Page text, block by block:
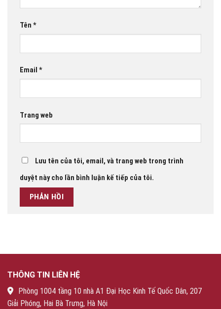
Tên *
Email *
Trang web
Lưu tên của tôi, email, và trang web trong trình
duyệt này cho lần bình luận kế tiếp của tôi.
THÔNG TIN LIÊN HỆ
Phòng 1004 tầng 10 nhà A1 Đại Học Kinh Tế Quốc Dân, 207
Giải Phóng, Hai Bà Trưng, Hà Nội